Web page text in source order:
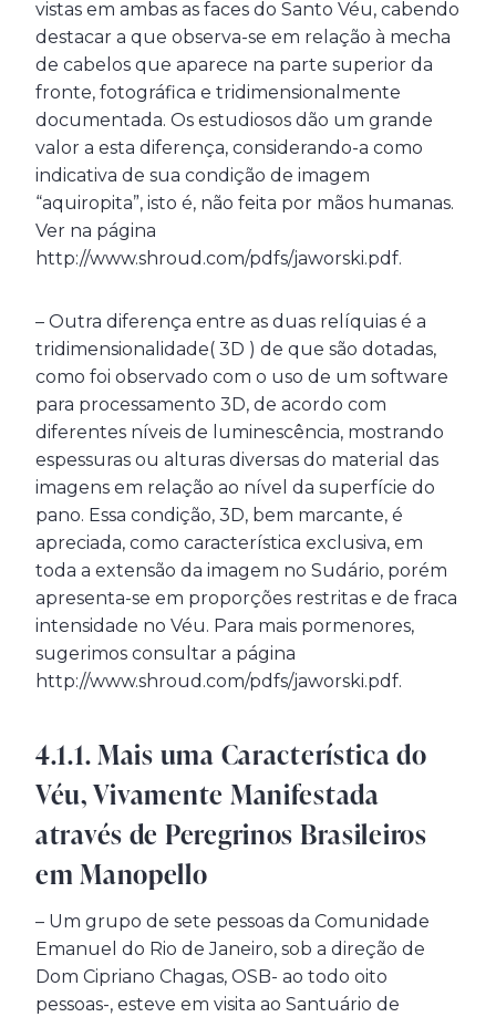
vistas em ambas as faces do Santo Véu, cabendo
destacar a que observa-se em relação à mecha
de cabelos que aparece na parte superior da
fronte, fotográfica e tridimensionalmente
documentada. Os estudiosos dão um grande
valor a esta diferença, considerando-a como
indicativa de sua condição de imagem
“aquiropita”, isto é, não feita por mãos humanas.
Ver na página
http://www.shroud.com/pdfs/jaworski.pdf.
– Outra diferença entre as duas relíquias é a
tridimensionalidade( 3D ) de que são dotadas,
como foi observado com o uso de um software
para processamento 3D, de acordo com
diferentes níveis de luminescência, mostrando
espessuras ou alturas diversas do material das
imagens em relação ao nível da superfície do
pano. Essa condição, 3D, bem marcante, é
apreciada, como característica exclusiva, em
toda a extensão da imagem no Sudário, porém
apresenta-se em proporções restritas e de fraca
intensidade no Véu. Para mais pormenores,
sugerimos consultar a página
http://www.shroud.com/pdfs/jaworski.pdf.
4.1.1. Mais uma Característica do
Véu, Vivamente Manifestada
através de Peregrinos Brasileiros
em Manopello
– Um grupo de sete pessoas da Comunidade
Emanuel do Rio de Janeiro, sob a direção de
Dom Cipriano Chagas, OSB- ao todo oito
pessoas-, esteve em visita ao Santuário de